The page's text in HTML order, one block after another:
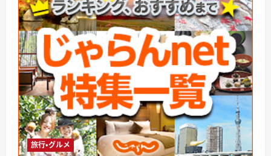
ウ
エ
ッ
ト
タ
オ
ル
の
評
判、
良
い
口
コ
ミ、
悪
い
口
旅行・グルメ